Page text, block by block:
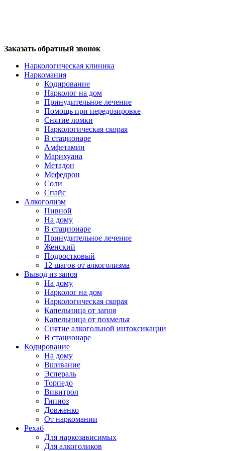
Заказать обратный звонок
Наркологическая клиника
Наркомания
Кодирование
Нарколог на дом
Принудительное лечение
Помощь при передозировке
Снятие ломки
Наркологическая скорая
В стационаре
Амфетамин
Марихуана
Метадон
Мефедрон
Соли
Спайс
Алкоголизм
Пивной
На дому
В стационаре
Принудительное лечение
Женский
Подростковый
12 шагов от алкоголизма
Вывод из запоя
На дому
Нарколог на дом
Наркологическая скорая
Капельница от запоя
Капельница от похмелья
Снятие алкогольной интоксикации
В стационаре
Кодирование
На дому
Вшивание
Эспераль
Торпедо
Вивитрол
Гипноз
Довженко
От наркомании
Рехаб
Для наркозависимых
Для алкоголиков